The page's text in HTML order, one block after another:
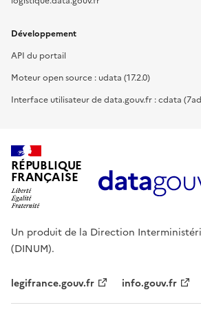
Développement
API du portail
Moteur open source : udata (17.2.0)
Interface utilisateur de data.gouv.fr : cdata
RÉPUBLIQUE
FRANÇAISE
Un produit de la Direction
(DINUM).
legifrance.gouv.fr info.gouv.fr